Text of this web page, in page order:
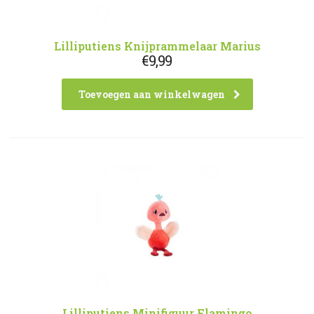
Lilliputiens Knijprammelaar Marius
€9,99
Toevoegen aan winkelwagen